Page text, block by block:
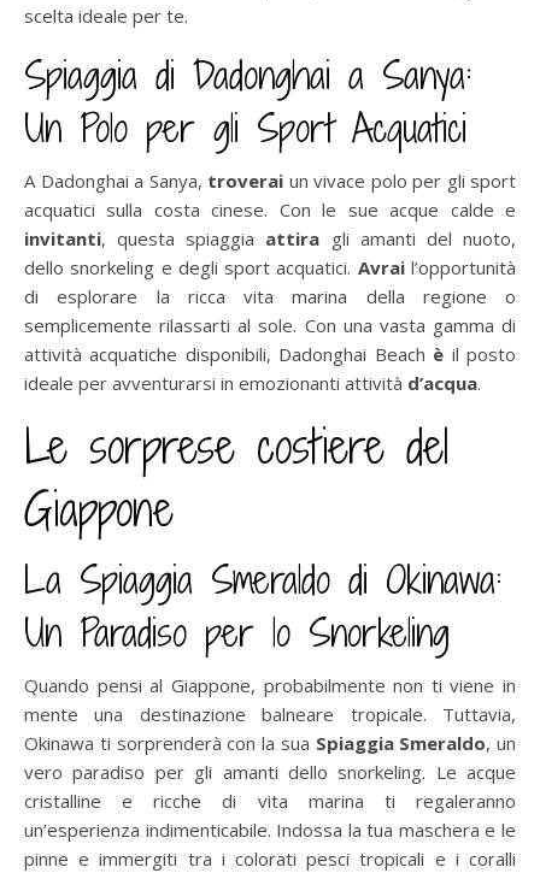
scelta ideale per te.
Spiaggia di Dadonghai a Sanya:
Un Polo per gli Sport Acquatici
A Dadonghai a Sanya, troverai un vivace polo per gli sport
acquatici sulla costa cinese. Con le sue acque calde e
invitanti, questa spiaggia attira gli amanti del nuoto,
dello snorkeling e degli sport acquatici. Avrail’opportunità
di esplorare la ricca vita marina della regione o
semplicemente rilassarti al sole. Con una vasta gamma di
attività acquatiche disponibili, Dadonghai Beach è il posto
ideale per avventurarsi in emozionanti attività d’acqua.
Le sorprese costiere del
Giappone
La Spiaggia Smeraldo di Okinawa:
Un Paradiso per lo Snorkeling
Quando pensi al Giappone, probabilmente non ti viene in
mente una destinazione balneare tropicale. Tuttavia,
Okinawa ti sorprenderà con la sua Spiaggia Smeraldo, un
vero paradiso per gli amanti dello snorkeling. Le acque
cristalline e ricche di vita marina ti regaleranno
un’esperienza indimenticabile. Indossa la tua maschera e le
pinne e immergiti tra i colorati pesci tropicali e i coralli